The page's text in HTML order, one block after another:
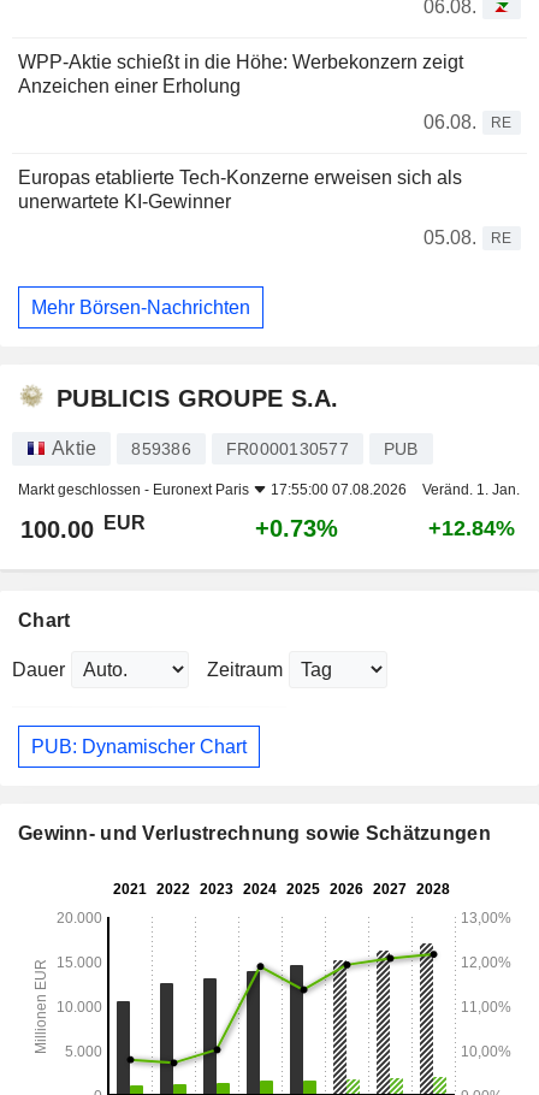
06.08.
WPP-Aktie schießt in die Höhe: Werbekonzern zeigt
Anzeichen einer Erholung
06.08.
RE
Europas etablierte Tech-Konzerne erweisen sich als
unerwartete KI-Gewinner
05.08.
RE
Mehr Börsen-Nachrichten
PUBLICIS GROUPE S.A.
Aktie 859386 FR0000130577 PUB
Markt geschlossen - Euronext Paris 17:55:00 07.08.2026 Veränd. 1. Jan.
100.00 EUR +0.73% +12.84%
Chart
Dauer Zeitraum
PUB: Dynamischer Chart
Gewinn- und Verlustrechnung sowie Schätzungen